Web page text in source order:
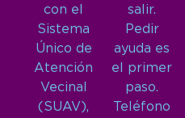
con el
Sistema
Único de
Atención
Vecinal
(SUAV),
salir.
Pedir
ayuda es
el primer
paso.
Teléfono